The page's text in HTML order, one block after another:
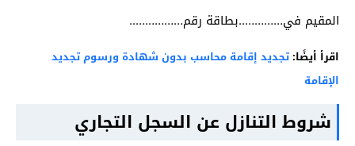
المقيم في…………..بطاقة رقم……………..
اقرأ أيضًا: تجديد إقامة محاسب بدون شهادة ورسوم تجديد
الإقامة
شروط التنازل عن السجل التجاري